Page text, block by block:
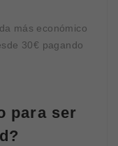
más económico
30€ pagando
para ser